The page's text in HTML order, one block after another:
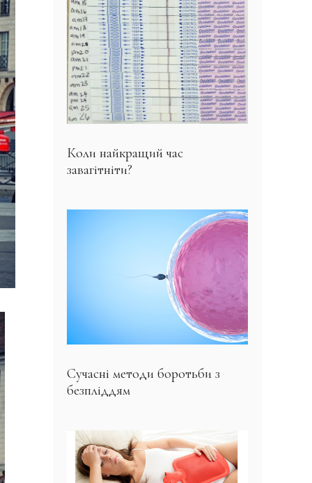
Коли найкращий час
завагітніти?
Сучасні методи боротьби з
безпліддям